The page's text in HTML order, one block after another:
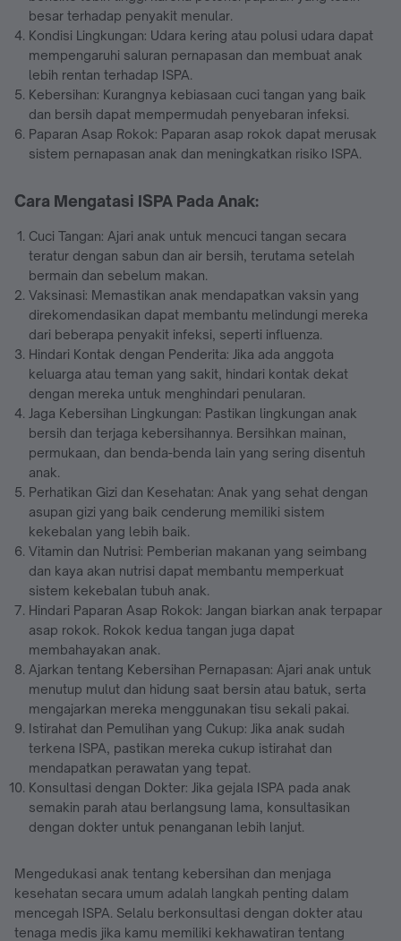
besar terhadap penyakit menular.
Kondisi Lingkungan: Udara kering atau polusi udara dapat
mempengaruhi saluran pernapasan dan membuat anak
lebih rentan terhadap ISPA.
Kebersihan: Kurangnya kebiasaan cuci tangan yang baik
dan bersih dapat mempermudah penyebaran infeksi.
Paparan Asap Rokok: Paparan asap rokok dapat merusak
sistem pernapasan anak dan meningkatkan risiko ISPA.
Cara Mengatasi ISPA Pada Anak:
Cuci Tangan: Ajari anak untuk mencuci tangan secara
teratur dengan sabun dan air bersih, terutama setelah
bermain dan sebelum makan.
Vaksinasi: Memastikan anak mendapatkan vaksin yang
direkomendasikan dapat membantu melindungi mereka
dari beberapa penyakit infeksi, seperti influenza.
Hindari Kontak dengan Penderita: Jika ada anggota
keluarga atau teman yang sakit, hindari kontak dekat
dengan mereka untuk menghindari penularan.
Jaga Kebersihan Lingkungan: Pastikan lingkungan anak
bersih dan terjaga kebersihannya. Bersihkan mainan,
permukaan, dan benda-benda lain yang sering disentuh
anak.
Perhatikan Gizi dan Kesehatan: Anak yang sehat dengan
asupan gizi yang baik cenderung memiliki sistem
kekebalan yang lebih baik.
Vitamin dan Nutrisi: Pemberian makanan yang seimbang
dan kaya akan nutrisi dapat membantu memperkuat
sistem kekebalan tubuh anak.
Hindari Paparan Asap Rokok: Jangan biarkan anak terpapar
asap rokok. Rokok kedua tangan juga dapat
membahayakan anak.
Ajarkan tentang Kebersihan Pernapasan: Ajari anak untuk
menutup mulut dan hidung saat bersin atau batuk, serta
mengajarkan mereka menggunakan tisu sekali pakai.
Istirahat dan Pemulihan yang Cukup: Jika anak sudah
terkena ISPA, pastikan mereka cukup istirahat dan
mendapatkan perawatan yang tepat.
Konsultasi dengan Dokter: Jika gejala ISPA pada anak
semakin parah atau berlangsung lama, konsultasikan
dengan dokter untuk penanganan lebih lanjut.
Mengedukasi anak tentang kebersihan dan menjaga
kesehatan secara umum adalah langkah penting dalam
mencegah ISPA. Selalu berkonsultasi dengan dokter atau
tenaga medis jika kamu memiliki kekhawatiran tentang